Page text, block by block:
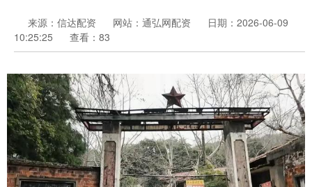
来源：信达配资 网站：通弘网配资
日期：2026-06-09
10:25:25
查看：83